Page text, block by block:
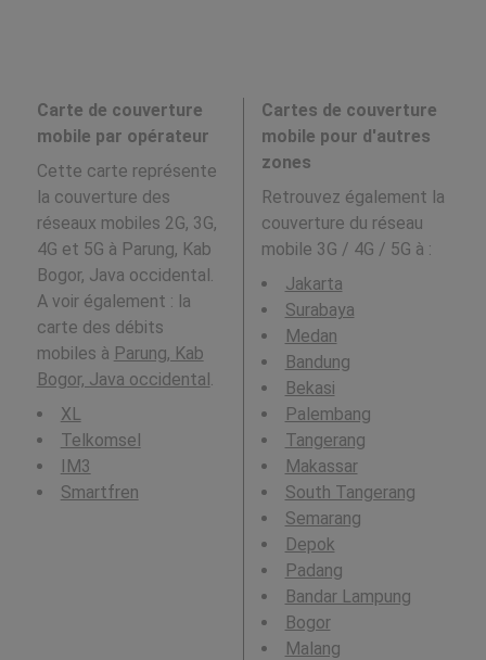
Carte de couverture
mobile par opérateur
Cette carte représente
la couverture des
réseaux mobiles 2G, 3G,
4G et 5G à Parung, Kab
Bogor, Java occidental.
A voir également : la
carte des débits
mobiles à Parung, Kab
Bogor, Java occidental.
XL
Telkomsel
IM3
Smartfren
Cartes de couverture
mobile pour d'autres
zones
Retrouvez également la
couverture du réseau
mobile 3G / 4G / 5G à :
Jakarta
Surabaya
Medan
Bandung
Bekasi
Palembang
Tangerang
Makassar
South Tangerang
Semarang
Depok
Padang
Bandar Lampung
Bogor
Malang